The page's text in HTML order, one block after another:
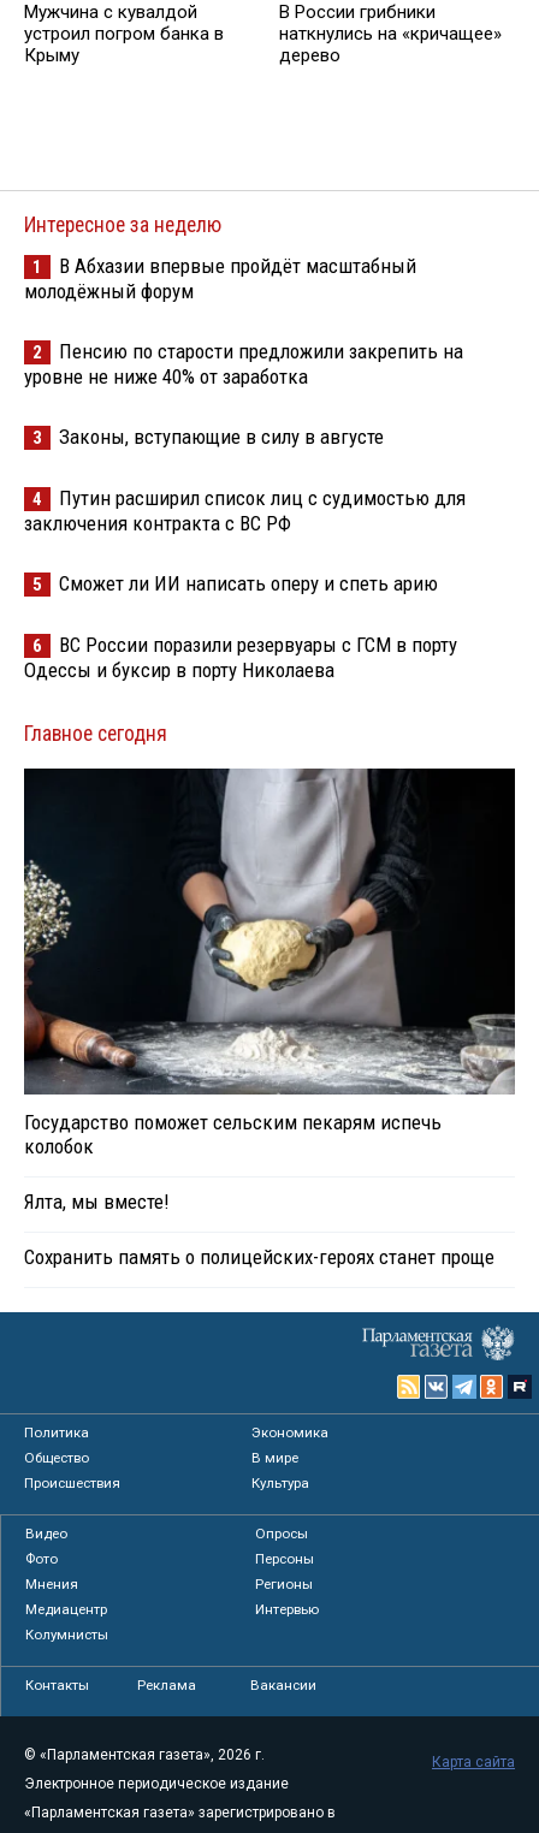
Мужчина с кувалдой
устроил погром банка в
Крыму
В России грибники
наткнулись на «кричащее»
дерево
Интересное за неделю
1
В Абхазии впервые пройдёт масштабный
молодёжный форум
2
Пенсию по старости предложили закрепить на
уровне не ниже 40% от заработка
3 Законы, вступающие в силу в августе
4
Путин расширил список лиц с судимостью для
заключения контракта с ВС РФ
5 Сможет ли ИИ написать оперу и спеть арию
6
ВС России поразили резервуары с ГСМ в порту
Одессы и буксир в порту Николаева
Главное сегодня
Государство поможет сельским пекарям испечь
колобок
Ялта, мы вместе!
Сохранить память о полицейских-героях станет проще
Политика
Экономика
Общество
В мире
Происшествия
Культура
Видео
Опросы
Фото
Персоны
Мнения
Регионы
Медиацентр
Интервью
Колумнисты
Контакты Реклама Вакансии
© «Парламентская газета», 2026 г.
Электронное периодическое издание
«Парламентская газета» зарегистрировано в
Карта сайта